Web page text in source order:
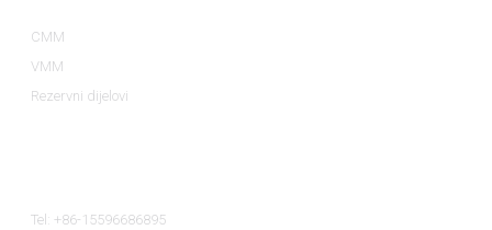
CMM
VMM
Rezervni dijelovi
Tel: +86-15596686895